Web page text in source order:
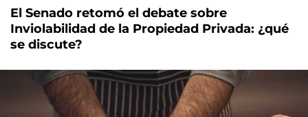
El Senado retomó el debate sobre
Inviolabilidad de la Propiedad Privada: ¿qué
se discute?